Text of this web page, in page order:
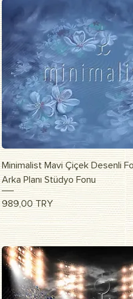
Быстрый
Minimalist Mavi Çiçek Desenli
Arka Planı Stüdyo Fonu
Цена
989,00 TRY